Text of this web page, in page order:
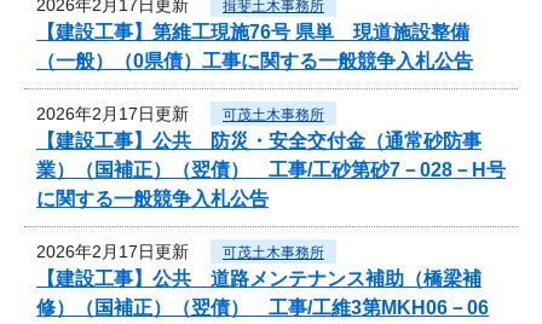
2026年2月17日更新 揖斐土木事務所
【建設工事】第維工現施76号 県単 現道施設整備
（一般）（0県債）工事に関する一般競争入札公告
2026年2月17日更新 可茂土木事務所
【建設工事】公共 防災・安全交付金（通常砂防事
業）（国補正）（翌債） 工事/工砂第砂7－028－H号
に関する一般競争入札公告
2026年2月17日更新 可茂土木事務所
【建設工事】公共 道路メンテナンス補助（橋梁補
修）（国補正）（翌債） 工事/工維3第MKH06－06